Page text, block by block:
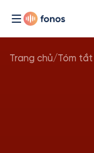
Trang chủ/Tóm tắt